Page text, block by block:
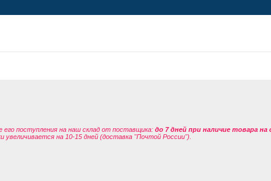
его поступления на наш склад от поставщика: до 7 дней при наличие товара на
увеличивается на 10-15 дней (доставка "Почтой России").